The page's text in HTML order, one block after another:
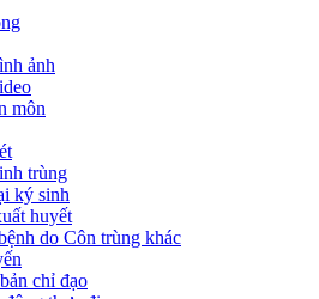
ảnh
môn
trùng
ký sinh
huyết
do Côn trùng khác
chỉ đạo